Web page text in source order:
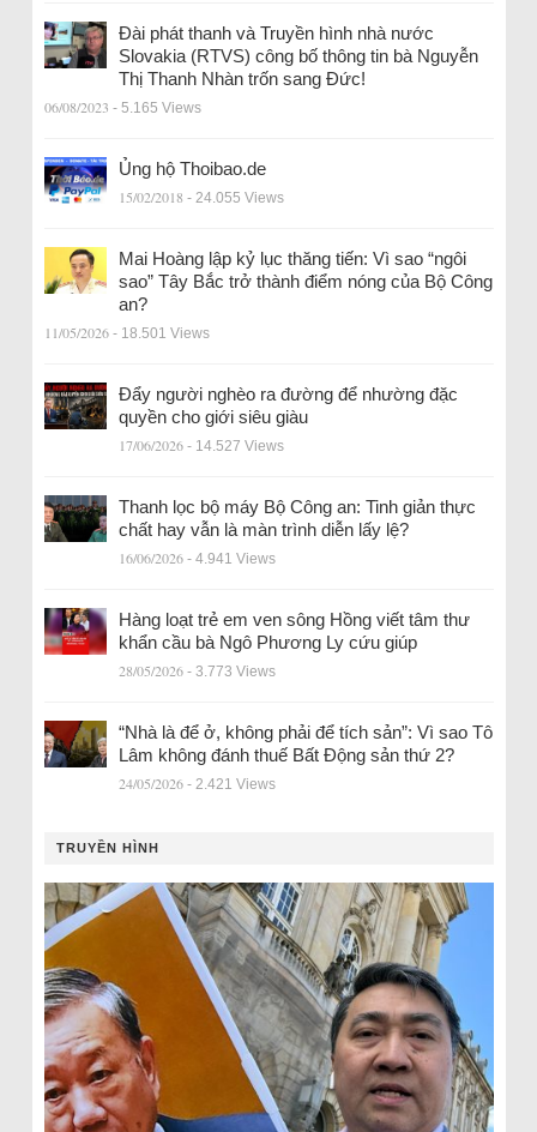
Đài phát thanh và Truyền hình nhà nước
Slovakia (RTVS) công bố thông tin bà Nguyễn
Thị Thanh Nhàn trốn sang Đức!
06/08/2023 - 5.165 Views
Ủng hộ Thoibao.de
15/02/2018 - 24.055 Views
Mai Hoàng lập kỷ lục thăng tiến: Vì sao “ngôi
sao” Tây Bắc trở thành điểm nóng của Bộ Công
an?
11/05/2026 - 18.501 Views
Đẩy người nghèo ra đường để nhường đặc
quyền cho giới siêu giàu
17/06/2026 - 14.527 Views
Thanh lọc bộ máy Bộ Công an: Tinh giản thực
chất hay vẫn là màn trình diễn lấy lệ?
16/06/2026 - 4.941 Views
Hàng loạt trẻ em ven sông Hồng viết tâm thư
khẩn cầu bà Ngô Phương Ly cứu giúp
28/05/2026 - 3.773 Views
“Nhà là để ở, không phải để tích sản”: Vì sao Tô
Lâm không đánh thuế Bất Động sản thứ 2?
24/05/2026 - 2.421 Views
TRUYỀN HÌNH